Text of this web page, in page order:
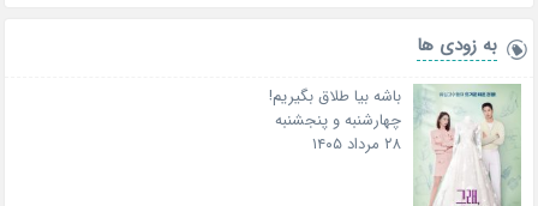
به زودی ها
باشه بیا طلاق بگیریم!
چهارشنبه و پنجشنبه
۲۸ مرداد ۱۴۰۵